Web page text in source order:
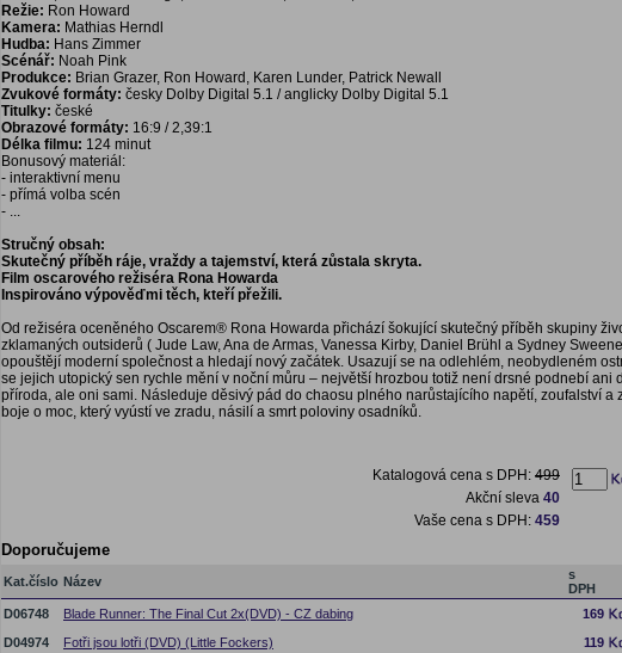
Režie: Ron Howard
Kamera: Mathias Herndl
Hudba: Hans Zimmer
Scénář: Noah Pink
Produkce: Brian Grazer, Ron Howard, Karen Lunder, Patrick Newall
Zvukové formáty: česky Dolby Digital 5.1 / anglicky Dolby Digital 5.1
Titulky: české
Obrazové formáty: 16:9 / 2,39:1
Délka filmu: 124 minut
Bonusový materiál:
- interaktivní menu
- přímá volba scén
- ...
Stručný obsah:
Skutečný příběh ráje, vraždy a tajemství, která zůstala skryta.
Film oscarového režiséra Rona Howarda
Inspirováno výpověďmi těch, kteří přežili.
Od režiséra oceněného Oscarem® Rona Howarda přichází šokující skutečný příběh skupiny
zklamaných outsiderů ( Jude Law, Ana de Armas, Vanessa Kirby, Daniel Brühl a Sydney
opouštějí moderní společnost a hledají nový začátek. Usazují se na odlehlém, neobydleném
se jejich utopický sen rychle mění v noční můru – největší hrozbou totiž není drsné podnebí ani
příroda, ale oni sami. Následuje děsivý pád do chaosu plného narůstajícího napětí, zoufalství a
boje o moc, který vyústí ve zradu, násilí a smrt poloviny osadníků.
Katalogová cena s DPH: 499
Akční sleva 40
Vaše cena s DPH: 459
Doporučujeme
Kat.číslo Název
s
DPH
D06748
Blade Runner: The Final Cut 2x(DVD) - CZ dabing
169
D04974
Fotři jsou lotři (DVD) (Little Fockers)
119